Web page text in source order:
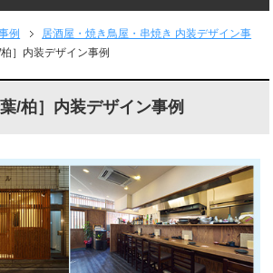
例
居酒屋・焼き鳥屋・串焼き 内装デザイン事
］内装デザイン事例
/柏］内装デザイン事例